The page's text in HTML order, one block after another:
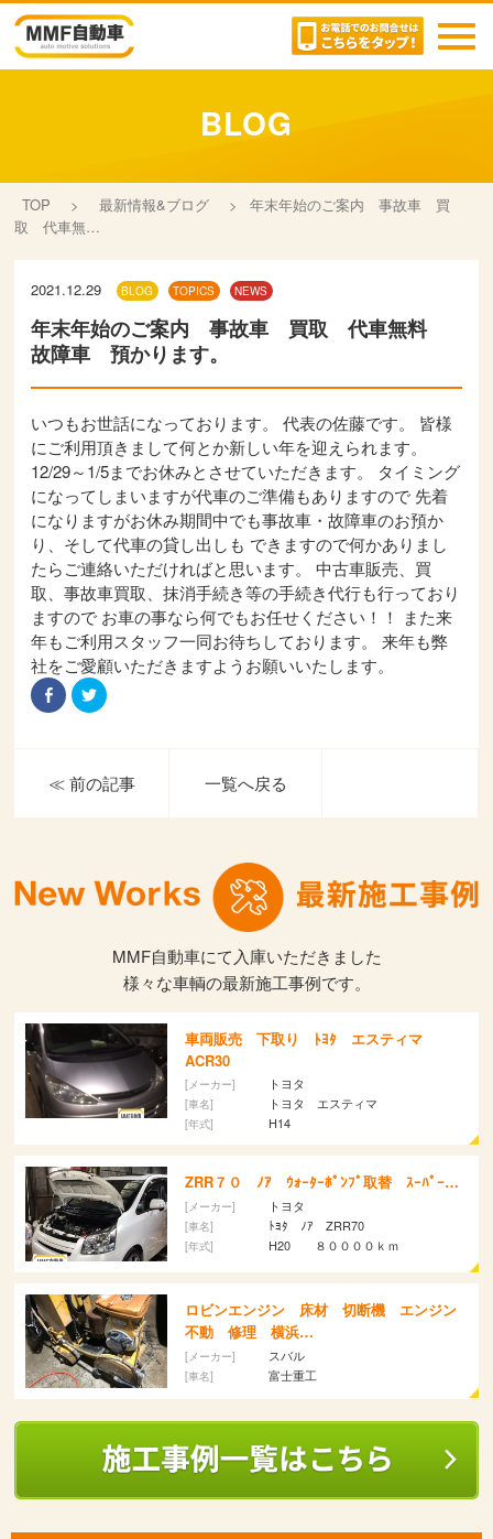
toggle
BLOG
TOP > 最新情報&ブログ >
年末年始のご案内 事故車 買
取 代車無…
2021.12.29 BLOG TOPICS NEWS
年末年始のご案内 事故車 買取 代車無料
故障車 預かります。
いつもお世話になっております。 代表の佐藤です。 皆様
にご利用頂きまして何とか新しい年を迎えられます。
12/29～1/5までお休みとさせていただきます。 タイミング
になってしまいますが代車のご準備もありますので 先着
になりますがお休み期間中でも事故車・故障車のお預か
り、そして代車の貸し出しも できますので何かありまし
たらご連絡いただければと思います。 中古車販売、買
取、事故車買取、抹消手続き等の手続き代行も行っており
ますので お車の事なら何でもお任せください！！ また来
年もご利用スタッフ一同お待ちしております。 来年も弊
社をご愛顧いただきますようお願いいたします。
Facebook
で
す
は
だ
さ
ド
ウ
開
き
ま
す)
ク
リ
し
Twitter
で
共
ィ
ン
ド
≪ 前の記事 一覧へ戻る
MMF自動車にて入庫いただきました
様々な車輌の最新施工事例です。
車両販売 下取り ﾄﾖﾀ エスティマ
ACR30
[メーカー] トヨタ
[車名] トヨタ エスティマ
[年式] H14
ZRR７０ ﾉｱ ｳｫｰﾀｰﾎﾟﾝﾌﾟ取替 ｽｰﾊﾟｰ…
[メーカー] トヨタ
[車名] ﾄﾖﾀ ﾉｱ ZRR70
[年式] H20 ８００００ｋｍ
ロビンエンジン 床材 切断機 エンジン
不動 修理 横浜…
[メーカー] スバル
[車名] 富士重工